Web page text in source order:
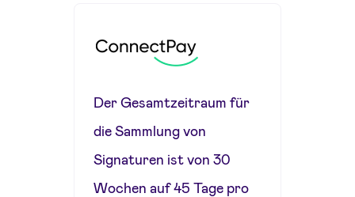
Der Gesamtzeitraum für
die Sammlung von
Signaturen ist von 30
Wochen auf 45 Tage pro